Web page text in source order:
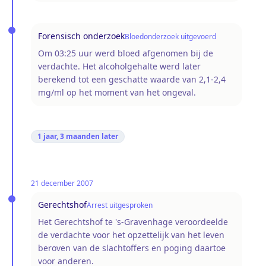
Forensisch onderzoekBloedonderzoek uitgevoerd
Om 03:25 uur werd bloed afgenomen bij de
verdachte. Het alcoholgehalte werd later
berekend tot een geschatte waarde van 2,1-2,4
mg/ml op het moment van het ongeval.
1 jaar, 3 maanden later
21 december 2007
GerechtshofArrest uitgesproken
Het Gerechtshof te 's-Gravenhage veroordeelde
de verdachte voor het opzettelijk van het leven
beroven van de slachtoffers en poging daartoe
voor anderen.